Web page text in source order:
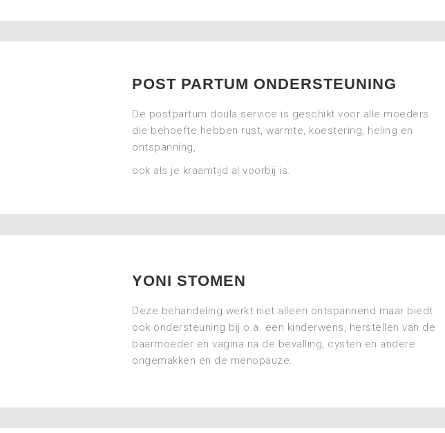
POST PARTUM ONDERSTEUNING
De postpartum doula service is geschikt voor alle moeders
die behoefte hebben rust, warmte, koestering, heling en
ontspanning,
ook als je kraamtijd al voorbij is.
YONI STOMEN
Deze behandeling werkt niet alleen ontspannend maar biedt
ook ondersteuning bij o.a. een kinderwens, herstellen van de
baarmoeder en vagina na de bevalling, cysten en andere
ongemakken en de menopauze.